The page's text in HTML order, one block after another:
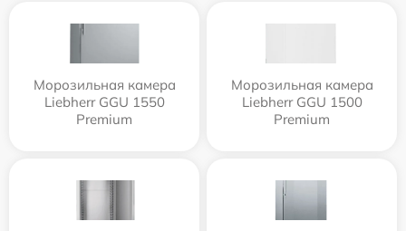
Морозильная камера
Liebherr GGU 1550
Premium
Морозильная камера
Liebherr GGU 1500
Premium